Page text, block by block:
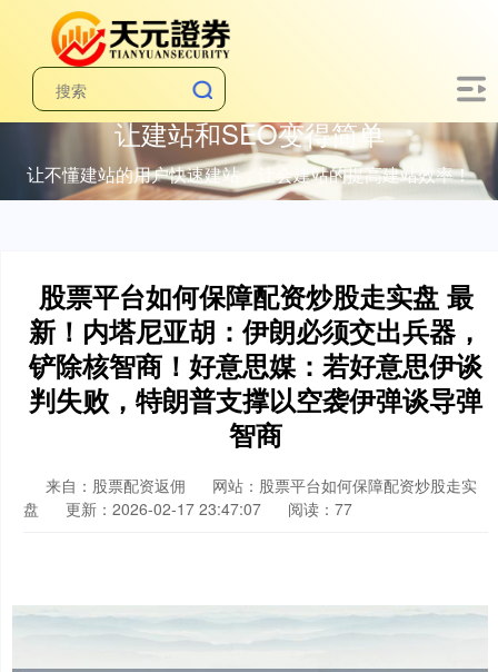
让建站和SEO变得简单
让不懂建站的用户快速建站，让会建站的提高建站效率！
股票平台如何保障配资炒股走实盘 最
新！内塔尼亚胡：伊朗必须交出兵器，
铲除核智商！好意思媒：若好意思伊谈
判失败，特朗普支撑以空袭伊弹谈导弹
智商
来自：股票配资返佣
网站：股票平台如何保障配资炒股走实
盘
更新：2026-02-17 23:47:07 阅读：77